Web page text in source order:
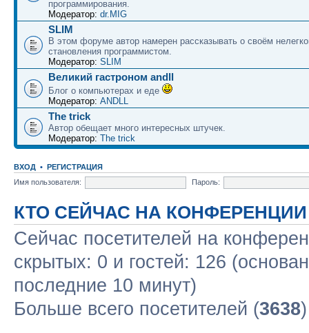
программирования.
Модератор: dr.MIG
SLIM
В этом форуме автор намерен рассказывать о своём
становления программистом.
Модератор: SLIM
Великий гастроном andll
Блог о компьютерах и еде
Модератор: ANDLL
The trick
Автор обещает много интересных штучек.
Модератор: The trick
ВХОД • РЕГИСТРАЦИЯ
Имя пользователя:
Пароль:
КТО СЕЙЧАС НА КОНФЕРЕНЦИИ
Сейчас посетителей на
скрытых: 0 и гостей: 126
последние 10 минут)
Больше всего посетителей (3638